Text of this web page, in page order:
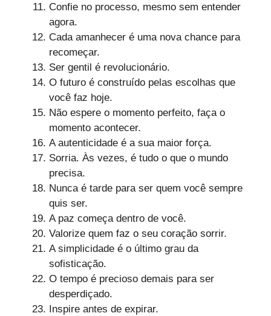
Confie no processo, mesmo sem entender
agora.
Cada amanhecer é uma nova chance para
recomeçar.
Ser gentil é revolucionário.
O futuro é construído pelas escolhas que
você faz hoje.
Não espere o momento perfeito, faça o
momento acontecer.
A autenticidade é a sua maior força.
Sorria. Às vezes, é tudo o que o mundo
precisa.
Nunca é tarde para ser quem você sempre
quis ser.
A paz começa dentro de você.
Valorize quem faz o seu coração sorrir.
A simplicidade é o último grau da
sofisticação.
O tempo é precioso demais para ser
desperdiçado.
Inspire antes de expirar.